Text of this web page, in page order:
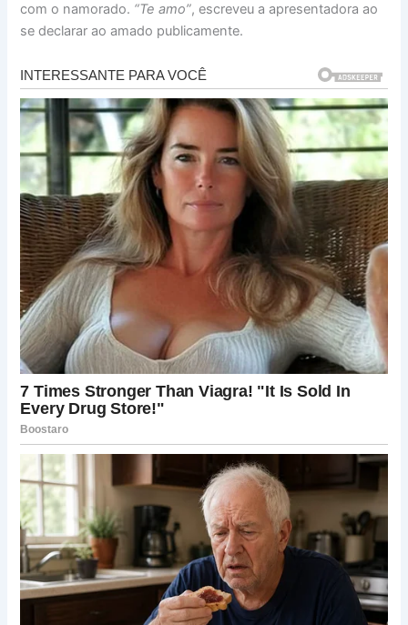
com o namorado. “Te amo”, escreveu a apresentadora ao
se declarar ao amado publicamente.